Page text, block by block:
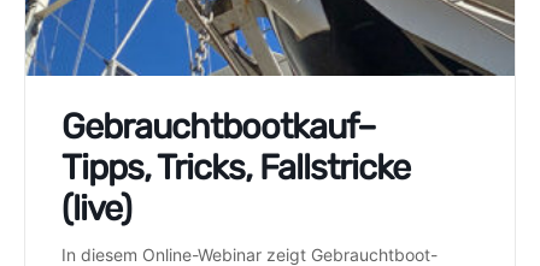
Gebrauchtbootkauf–
Tipps, Tricks, Fallstricke
(live)
In diesem Online-Webinar zeigt Gebrauchtboot-